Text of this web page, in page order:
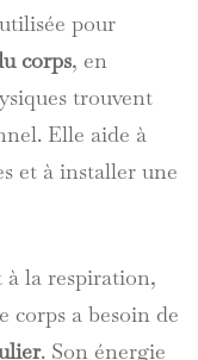
pour
corps, en
trouvent
Elle aide à
et à installer une
à la respiration,
corps a besoin de
. Son énergie